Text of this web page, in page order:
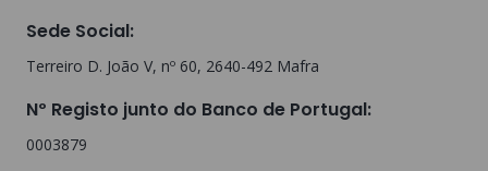
Sede Social:
Terreiro D. João V, nº 60, 2640-492 Mafra
Nº Registo junto do Banco de Portugal:
0003879